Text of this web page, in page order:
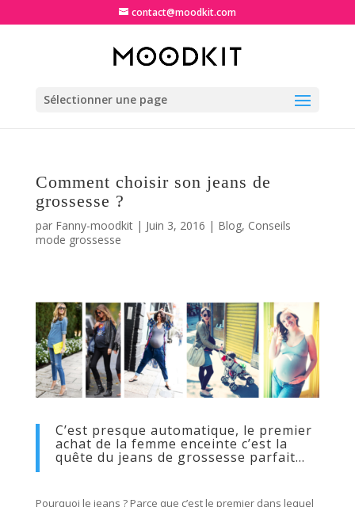
contact@moodkit.com
Sélectionner une page
Comment choisir son jeans de
grossesse ?
par Fanny-moodkit| Juin 3, 2016 | Blog, Conseils
mode grossesse
C’est presque automatique, le premier
achat de la femme enceinte c’est la
quête du jeans de grossesse parfait…
Pourquoi le jeans ? Parce que c’est le premier dans lequel